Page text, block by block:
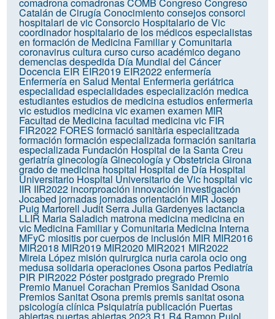
comadronacomadronasCOMB CongresoCongreso
Catalán de CirugíaConocimientoconsejosconsorci
hospitalari de vicConsorcio Hospitalario de Vic
coordinador hospitalario de los médicos especialistas
en formación de Medicina Familiar y Comunitaria
coronavirusculturacursocurso académicodegano
demenciasdespedida Día Mundial del Cáncer
Docencia EIR EIR2019 EIR2022enfermería
Enfermería en Salud Mental Enfermeria geriátrica
especialidad especialidadesespecialización medica
estudiantesestudios de medicinaestudios enfermeria
vicestudios medicina vicexamen examen MIR
Facultad de Medicinafacultad medicina vic FIR
FIR2022 FORES formació sanitària especialitzada
formación formación especializadaformación sanitaria
especializada Fundación Hospital de la Santa Creu
geriatríaginecologíaGinecología y ObstetriciaGirona
grado de medicina hospital Hospital de Día Hospital
Universitario Hospital Universitario de Vic hospital vic
IIR IIR2022 incorproación innovación investigación
Jocabed jornadas jornadas orientación MIR Josep
Puig Martorell Judit SerraJulia Gardenyes lactancia
LLIR Maria Saladich matrona medicina medicina en
vic Medicina Familiar y Comunitaria Medicina Interna
MFyC miositis por cuerpos de inclusión MIR MIR2016
MIR2018 MIR2019 MIR2020 MIR2021 MIR2022
Mireia López misión quirurgica nuria carolaocioong
medusa solidariaoperacionesOsonapartos Pediatría
PIR PIR2022 Pósterpostgradopregrado Premio
Premio Manuel Corachan Premios Sanidad Osona
Premios Sanitat Osonapremispremis sanitat osona
psicología clínica Psiquiatríapublicación Puertas